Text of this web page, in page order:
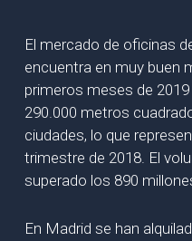
El mercado de oficinas
encuentra en muy buen
primeros meses de
290.000 metros
ciudades, lo que
trimestre de 2018. El
superado los 890
En Madrid se han